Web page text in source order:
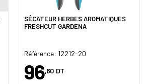
SÉCATEUR HERBES AROMATIQUES
FRESHCUT GARDENA
Référence: 12212-20
96,60 DT